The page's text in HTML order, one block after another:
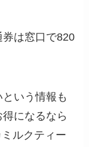
は窓口で820
いう情報も
になるなら
ルクティー